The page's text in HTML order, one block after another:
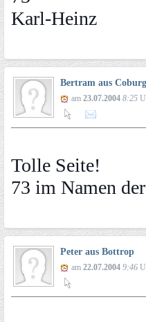
Karl-Heinz
Bertram aus Coburg
am 23.07.2004 8:25
Tolle Seite!
73 im Namen
Peter aus Bottrop
am 22.07.2004 9:46